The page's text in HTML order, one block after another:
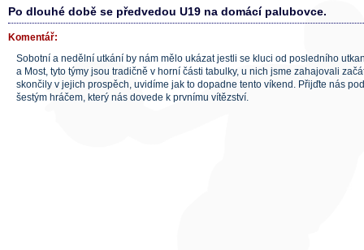
Po dlouhé době se předvedou U19 na domácí palubovce.
Komentář:
Sobotní a nedělní utkání by nám mělo ukázat jestli se kluci od posledního
a Most, tyto týmy jsou tradičně v horní části tabulky, u nich jsme zahajovali
skončily v jejich prospěch, uvidíme jak to dopadne tento víkend. Přijďte nás
šestým hráčem, který nás dovede k prvnímu vítězství.